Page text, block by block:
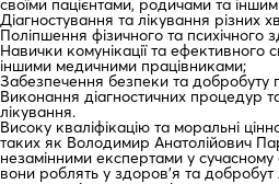
Діагностування та лікування різних
Поліпшення фізичного та психічного
Навички комунікації та ефективного
іншими медичними працівниками;
Забезпечення безпеки та добробуту
Виконання діагностичних процедур
лікування.
Високу кваліфікацію та моральні
таких як Володимир Анатолійович
незамінними експертами у сучасному
вони роблять у здоров’я та